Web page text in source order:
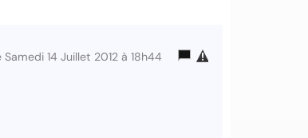
Samedi 14 Juillet 2012 à 18h44